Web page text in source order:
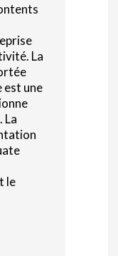
La
est une
La
le